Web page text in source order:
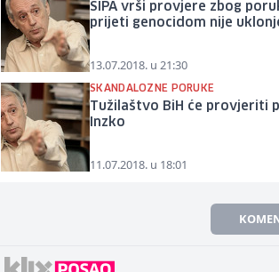
SIPA vrši provjere zbog
prijeti genocidom nije
13.07.2018. u 21:30
SKANDALOZNE PORUKE
Tužilaštvo BiH će provjeriti
Inzko
11.07.2018. u 18:01